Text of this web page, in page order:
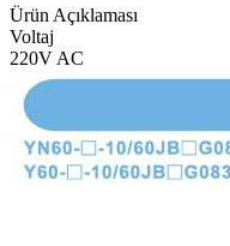
Ürün Açıklaması
Voltaj
220V AC